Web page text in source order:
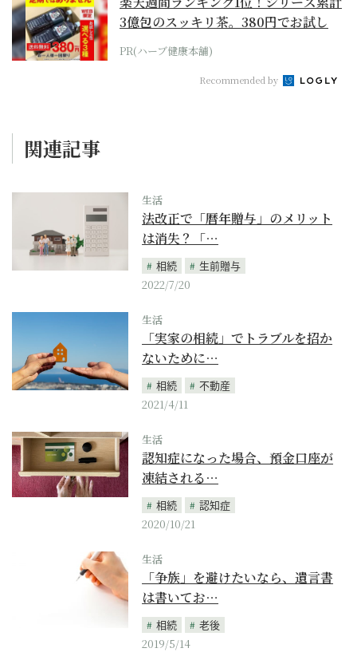
3億包のスッキリ茶。380円でお試し
PR(ハーブ健康本舗)
Recommended by
関連記事
生活
法改正で「暦年贈与」のメリット
は消失？「…
相続
生前贈与
2022/7/20
生活
「実家の相続」でトラブルを招か
ないために…
相続
不動産
2021/4/11
生活
認知症になった場合、預金口座が
凍結される…
相続
認知症
2020/10/21
生活
「争族」を避けたいなら、遺言書
は書いてお…
相続
老後
2019/5/14